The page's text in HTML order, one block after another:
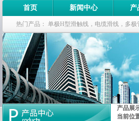
首页 新闻中心 产
热门产品： 单极H型滑触线，电缆滑线，多
钢电缆滑车
产品展
当前位